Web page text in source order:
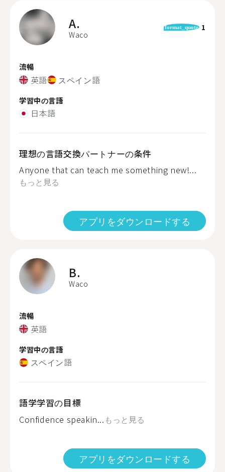
A.
Waco
format_quote 1
流暢
英語 スペイン語
学習中の言語
日本語
理想の言語交換パートナーの条件
Anyone that can teach me something new!...
もっと見る
アプリをダウンロードする
B.
Waco
流暢
英語
学習中の言語
スペイン語
語学学習の目標
Confidence speakin... もっと見る
アプリをダウンロードする